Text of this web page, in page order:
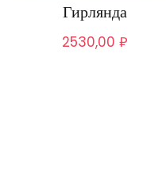
Гирлянда
2530,00 ₽